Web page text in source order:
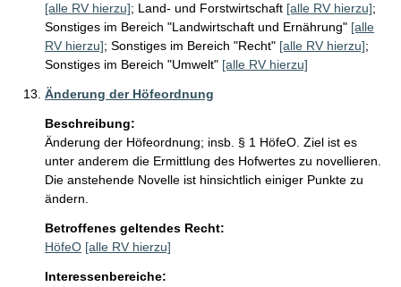
[alle RV hierzu]; Land- und Forstwirtschaft [alle RV hierzu];
Sonstiges im Bereich "Landwirtschaft und Ernährung" [alle
RV hierzu]; Sonstiges im Bereich "Recht" [alle RV hierzu];
Sonstiges im Bereich "Umwelt" [alle RV hierzu]
Änderung der Höfeordnung
Beschreibung:
Änderung der Höfeordnung; insb. § 1 HöfeO. Ziel ist es
unter anderem die Ermittlung des Hofwertes zu novellieren.
Die anstehende Novelle ist hinsichtlich einiger Punkte zu
ändern.
Betroffenes geltendes Recht:
HöfeO [alle RV hierzu]
Interessenbereiche: